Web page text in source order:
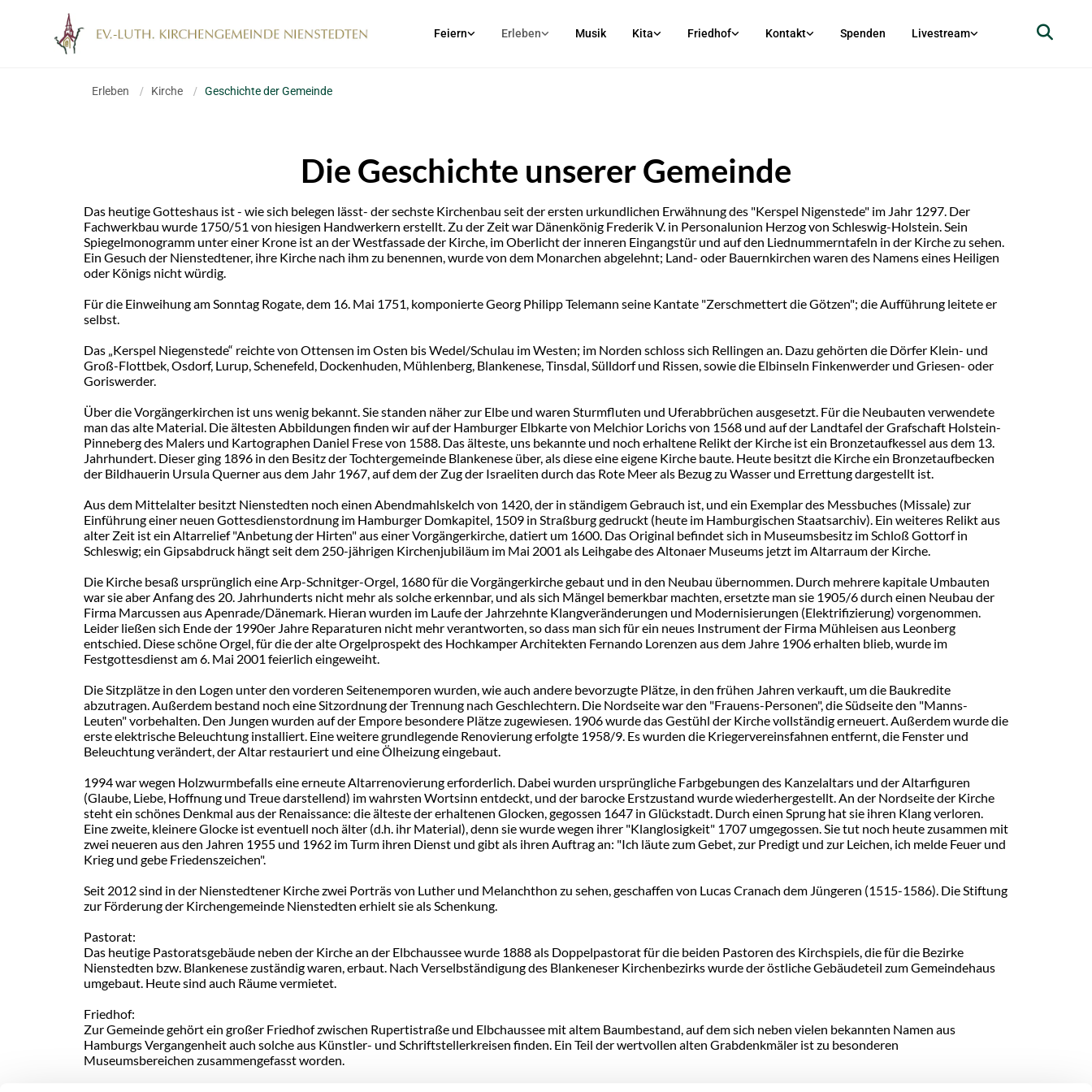
Feiern Erleben Musik Kita Friedhof Kontakt Spenden Livestream
Erleben / Kirche / Geschichte der Gemeinde
Die Geschichte unserer Gemeinde
Das heutige Gotteshaus ist - wie sich belegen lässt- der sechste Kirchenbau seit der ersten urkundlichen Erwähnung des "Kerspel Nigenstede" im Jahr 1297. Der
Fachwerkbau wurde 1750/51 von hiesigen Handwerkern erstellt. Zu der Zeit war Dänenkönig Frederik V. in Personalunion Herzog von Schleswig-Holstein. Sein
Spiegelmonogramm unter einer Krone ist an der Westfassade der Kirche, im Oberlicht der inneren Eingangstür und auf den Liednummerntafeln in der Kirche zu sehen.
Ein Gesuch der Nienstedtener, ihre Kirche nach ihm zu benennen, wurde von dem Monarchen abgelehnt; Land- oder Bauernkirchen waren des Namens eines Heiligen
oder Königs nicht würdig.
Für die Einweihung am Sonntag Rogate, dem 16. Mai 1751, komponierte Georg Philipp Telemann seine Kantate "Zerschmettert die Götzen"; die Aufführung leitete er
selbst.
Das „Kerspel Niegenstede“ reichte von Ottensen im Osten bis Wedel/Schulau im Westen; im Norden schloss sich Rellingen an. Dazu gehörten die Dörfer Klein- und
Groß-Flottbek, Osdorf, Lurup, Schenefeld, Dockenhuden, Mühlenberg, Blankenese, Tinsdal, Sülldorf und Rissen, sowie die Elbinseln Finkenwerder und Griesen- oder
Goriswerder.
Über die Vorgängerkirchen ist uns wenig bekannt. Sie standen näher zur Elbe und waren Sturmfluten und Uferabbrüchen ausgesetzt. Für die Neubauten verwendete
man das alte Material. Die ältesten Abbildungen finden wir auf der Hamburger Elbkarte von Melchior Lorichs von 1568 und auf der Landtafel der Grafschaft Holstein-
Pinneberg des Malers und Kartographen Daniel Frese von 1588. Das älteste, uns bekannte und noch erhaltene Relikt der Kirche ist ein Bronzetaufkessel aus dem 13.
Jahrhundert. Dieser ging 1896 in den Besitz der Tochtergemeinde Blankenese über, als diese eine eigene Kirche baute. Heute besitzt die Kirche ein Bronzetaufbecken
der Bildhauerin Ursula Querner aus dem Jahr 1967, auf dem der Zug der Israeliten durch das Rote Meer als Bezug zu Wasser und Errettung dargestellt ist.
Aus dem Mittelalter besitzt Nienstedten noch einen Abendmahlskelch von 1420, der in ständigem Gebrauch ist, und ein Exemplar des Messbuches (Missale) zur
Einführung einer neuen Gottesdienstordnung im Hamburger Domkapitel, 1509 in Straßburg gedruckt (heute im Hamburgischen Staatsarchiv). Ein weiteres Relikt aus
alter Zeit ist ein Altarrelief "Anbetung der Hirten" aus einer Vorgängerkirche, datiert um 1600. Das Original befindet sich in Museumsbesitz im Schloß Gottorf in
Schleswig; ein Gipsabdruck hängt seit dem 250-jährigen Kirchenjubiläum im Mai 2001 als Leihgabe des Altonaer Museums jetzt im Altarraum der Kirche.
Die Kirche besaß ursprünglich eine Arp-Schnitger-Orgel, 1680 für die Vorgängerkirche gebaut und in den Neubau übernommen. Durch mehrere kapitale Umbauten
war sie aber Anfang des 20. Jahrhunderts nicht mehr als solche erkennbar, und als sich Mängel bemerkbar machten, ersetzte man sie 1905/6 durch einen Neubau der
Firma Marcussen aus Apenrade/Dänemark. Hieran wurden im Laufe der Jahrzehnte Klangveränderungen und Modernisierungen (Elektrifizierung) vorgenommen.
Leider ließen sich Ende der 1990er Jahre Reparaturen nicht mehr verantworten, so dass man sich für ein neues Instrument der Firma Mühleisen aus Leonberg
entschied. Diese schöne Orgel, für die der alte Orgelprospekt des Hochkamper Architekten Fernando Lorenzen aus dem Jahre 1906 erhalten blieb, wurde im
Festgottesdienst am 6. Mai 2001 feierlich eingeweiht.
Die Sitzplätze in den Logen unter den vorderen Seitenemporen wurden, wie auch andere bevorzugte Plätze, in den frühen Jahren verkauft, um die Baukredite
abzutragen. Außerdem bestand noch eine Sitzordnung der Trennung nach Geschlechtern. Die Nordseite war den "Frauens-Personen", die Südseite den "Manns-
Leuten" vorbehalten. Den Jungen wurden auf der Empore besondere Plätze zugewiesen. 1906 wurde das Gestühl der Kirche vollständig erneuert. Außerdem wurde die
erste elektrische Beleuchtung installiert. Eine weitere grundlegende Renovierung erfolgte 1958/9. Es wurden die Kriegervereinsfahnen entfernt, die Fenster und
Beleuchtung verändert, der Altar restauriert und eine Ölheizung eingebaut.
1994 war wegen Holzwurmbefalls eine erneute Altarrenovierung erforderlich. Dabei wurden ursprüngliche Farbgebungen des Kanzelaltars und der Altarfiguren
(Glaube, Liebe, Hoffnung und Treue darstellend) im wahrsten Wortsinn entdeckt, und der barocke Erstzustand wurde wiederhergestellt. An der Nordseite der Kirche
steht ein schönes Denkmal aus der Renaissance: die älteste der erhaltenen Glocken, gegossen 1647 in Glückstadt. Durch einen Sprung hat sie ihren Klang verloren.
Eine zweite, kleinere Glocke ist eventuell noch älter (d.h. ihr Material), denn sie wurde wegen ihrer "Klanglosigkeit" 1707 umgegossen. Sie tut noch heute zusammen mit
zwei neueren aus den Jahren 1955 und 1962 im Turm ihren Dienst und gibt als ihren Auftrag an: "Ich läute zum Gebet, zur Predigt und zur Leichen, ich melde Feuer und
Krieg und gebe Friedenszeichen".
Seit 2012 sind in der Nienstedtener Kirche zwei Porträs von Luther und Melanchthon zu sehen, geschaffen von Lucas Cranach dem Jüngeren (1515-1586). Die Stiftung
zur Förderung der Kirchengemeinde Nienstedten erhielt sie als Schenkung.
Pastorat:
Das heutige Pastoratsgebäude neben der Kirche an der Elbchaussee wurde 1888 als Doppelpastorat für die beiden Pastoren des Kirchspiels, die für die Bezirke
Nienstedten bzw. Blankenese zuständig waren, erbaut. Nach Verselbständigung des Blankeneser Kirchenbezirks wurde der östliche Gebäudeteil zum Gemeindehaus
umgebaut. Heute sind auch Räume vermietet.
Friedhof:
Zur Gemeinde gehört ein großer Friedhof zwischen Rupertistraße und Elbchaussee mit altem Baumbestand, auf dem sich neben vielen bekannten Namen aus
Hamburgs Vergangenheit auch solche aus Künstler- und Schriftstellerkreisen finden. Ein Teil der wertvollen alten Grabdenkmäler ist zu besonderen
Museumsbereichen zusammengefasst worden.